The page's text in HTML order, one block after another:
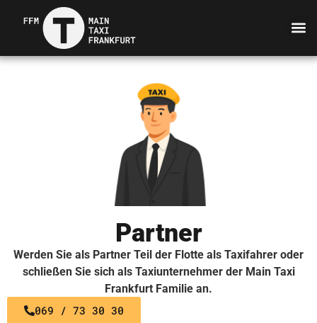
Partner
Werden Sie als Partner Teil der Flotte als Taxifahrer oder
schließen Sie sich als Taxiunternehmer der Main Taxi
Frankfurt Familie an.
069 / 73 30 30